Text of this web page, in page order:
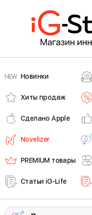
Новинки
Хиты продаж
Сделано Apple
Novelizer
PREMIUM товары
Статьи iG-Life